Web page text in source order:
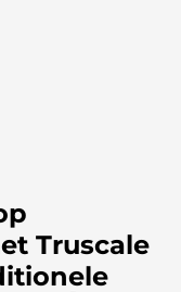
Truscale